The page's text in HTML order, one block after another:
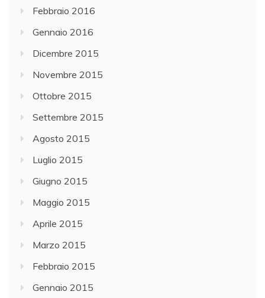
Febbraio 2016
Gennaio 2016
Dicembre 2015
Novembre 2015
Ottobre 2015
Settembre 2015
Agosto 2015
Luglio 2015
Giugno 2015
Maggio 2015
Aprile 2015
Marzo 2015
Febbraio 2015
Gennaio 2015